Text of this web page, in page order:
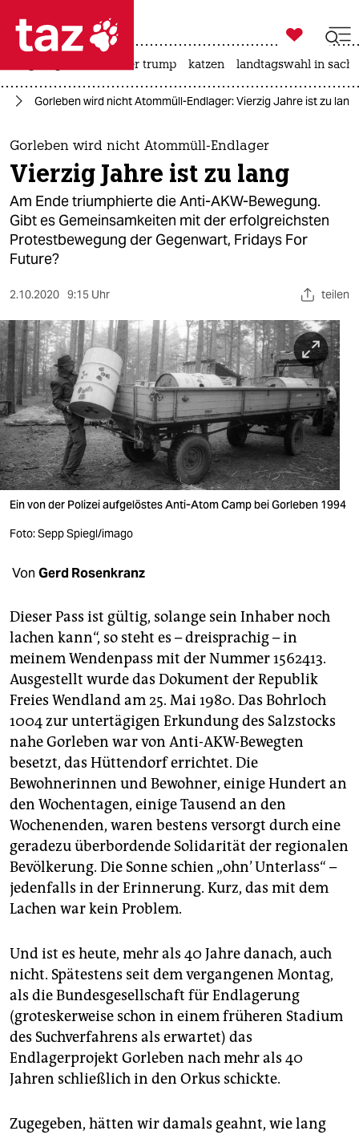
 taz zahl ich
taz zahl ich
themen
politik
öko
gesellschaft
kultur
sport
berlin
nord
wahrheit
verlag
verlag
veranstaltungen
unterstützen
abo
genossenschaft
epaper login

taz zahl ich
usa unter trump katzen landtagswahl in
Gorleben wird nicht Atommüll-Endlager: Vierzig Jahre ist zu lang
Gorleben wird nicht Atommüll-Endlager
Vierzig Jahre ist zu lang
Am Ende triumphierte die Anti-AKW-Bewegung.
Gibt es Gemeinsamkeiten mit der erfolgreichsten
Protestbewegung der Gegenwart, Fridays For
Future?
2.10.2020 9:15 Uhr teilen
Ein von der Polizei aufgelöstes Anti-Atom Camp bei Gorleben 1994
Foto: Sepp Spiegl/imago
Von Gerd Rosenkranz
Dieser Pass ist gültig, solange sein Inhaber noch
lachen kann“, so steht es – dreisprachig – in
meinem Wendenpass mit der Nummer 1562413.
Ausgestellt wurde das Dokument der Republik
Freies Wendland am 25. Mai 1980. Das Bohrloch
1004 zur untertägigen Erkundung des Salzstocks
nahe Gorleben war von Anti-AKW-Bewegten
besetzt, das Hüttendorf errichtet. Die
Bewohnerinnen und Bewohner, einige Hundert an
den Wochentagen, einige Tausend an den
Wochenenden, waren bestens versorgt durch eine
geradezu überbordende Solidarität der regionalen
Bevölkerung. Die Sonne schien „ohn’ Unterlass“ –
jedenfalls in der Erinnerung. Kurz, das mit dem
Lachen war kein Problem.
Und ist es heute, mehr als 40 Jahre danach, auch
nicht. Spätestens seit dem vergangenen Montag,
als die Bundesgesellschaft für Endlagerung
(groteskerweise schon in einem früheren Stadium
des Suchverfahrens als erwartet) das
Endlagerprojekt Gorleben nach mehr als 40
Jahren schließlich in den Orkus schickte.
Zugegeben, hätten wir damals geahnt, wie lang